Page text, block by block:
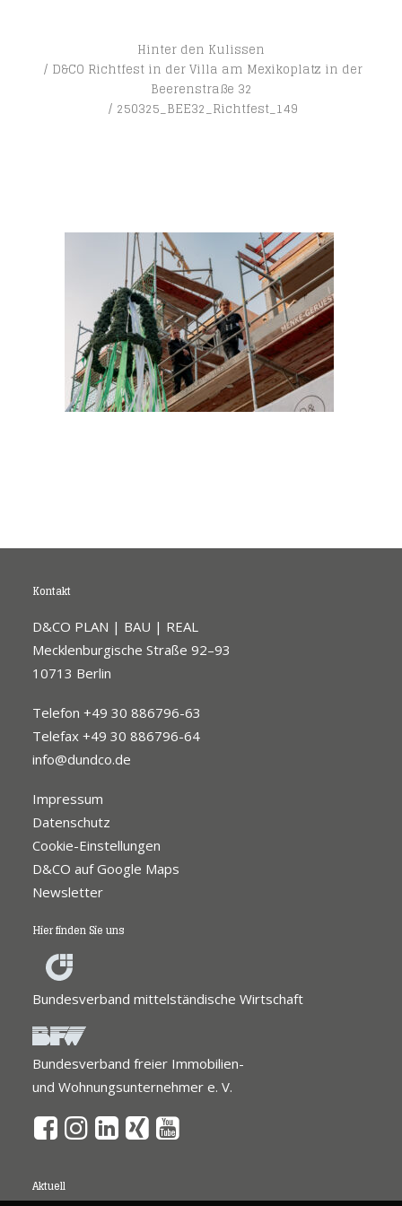
Hinter den Kulissen
D&CO Richtfest in der Villa am Mexikoplatz in der
Beerenstraße 32
250325_BEE32_Richtfest_149
Kontakt
D&CO PLAN | BAU | REAL
Mecklenburgische Straße 92–93
10713 Berlin
Telefon +49 30 886796-63
Telefax +49 30 886796-64
info@dundco.de
Impressum
Datenschutz
Cookie-Einstellungen
D&CO auf Google Maps
Newsletter
Hier finden Sie uns
Bundesverband mittelständische Wirtschaft
Bundesverband freier Immobilien-
und Wohnungsunternehmer e. V.
Aktuell